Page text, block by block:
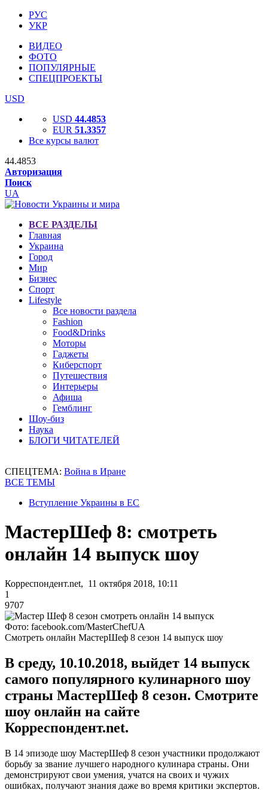
РУС
УКР
ВИДЕО
ФОТО
ПОПУЛЯРНЫЕ
СПЕЦПРОЕКТЫ
USD
USD 44.4853
EUR 51.3357
Все курсы валют
44.4853
Авторизация
Поиск
UA
ВСЕ РАЗДЕЛЫ
Главная
Украина
Город
Мир
Бизнес
Спорт
Lifestyle
Все новости раздела
Fashion
Food&Drinks
Моторы
Гаджеты
Киберспорт
Путешествия
Интерьеры
Афиша
Гемблинг
Шоу-биз
Наука
БЛОГИ ЧИТАТЕЛЕЙ
СПЕЦТЕМА: Война в Иране
ВСЕ ТЕМЫ
Вступление Украины в ЕС
МастерШеф 8: смотреть
онлайн 14 выпуск шоу
Корреспондент.net, 11 октября 2018, 10:11
1
9707
Фото: facebook.com/MasterChefUA
Смотреть онлайн МастерШеф 8 сезон 14 выпуск шоу
В среду, 10.10.2018, выйдет 14 выпуск
самого популярного кулинарного шоу
страны МастерШеф 8 сезон. Смотрите
шоу онлайн на сайте
Корреспондент.net.
В 14 эпизоде шоу МастерШеф 8 сезон участники продолжают
борьбу за звание лучшего народного кулинара страны. Они
демонстрируют свои умения, учатся на своих и чужих
ошибках, получают знания даже во время критики экспертов.